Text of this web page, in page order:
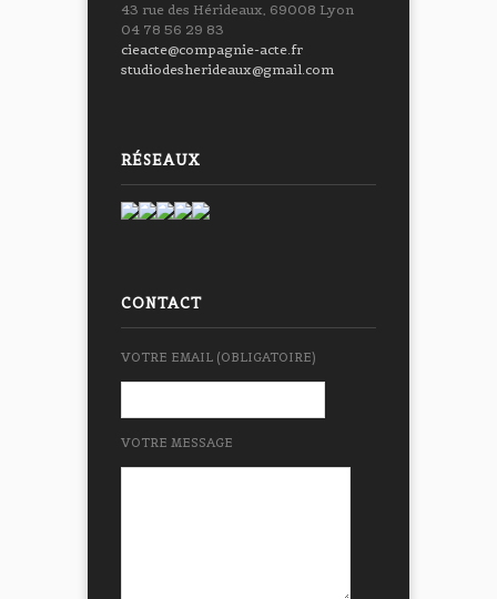
43 rue des Hérideaux, 69008 Lyon
04 78 56 29 83
cieacte@compagnie-acte.fr
studiodesherideaux@gmail.com
RÉSEAUX
CONTACT
VOTRE EMAIL (OBLIGATOIRE)
VOTRE MESSAGE